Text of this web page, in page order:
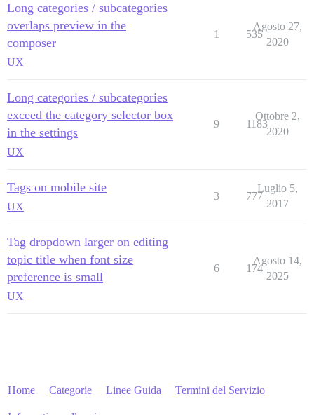
Long categories / subcategories
overlaps preview in the
composer
UX
1 535
Agosto 27,
2020
Long categories / subcategories
exceed the category selector box
in the settings
UX
9 1183
Ottobre 2,
2020
Tags on mobile site
UX
3 777
Luglio 5,
2017
Tag dropdown larger on editing
topic title when font size
preference is small
UX
6 174
Agosto 14,
2025
Home Categorie Linee Guida Termini del Servizio